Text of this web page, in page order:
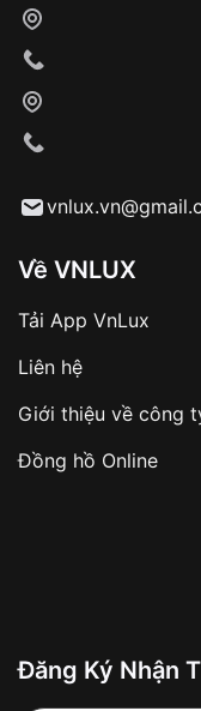
Từ khóa SEO:
sản phẩm
hàng
Số tiền còn
✔️ Đảm bảo
✔️ Hạn chế
Từ khóa SEO:
Về VNLUX
Tải App VnLux
Liên hệ
Giới thiệu về công
Đồng hồ Online
Đăng Ký Nhận